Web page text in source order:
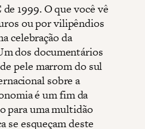
1999. O que você vê
ou por vilipêndios
celebração da
dos documentários
pele marrom do sul
sobre a
é um fim da
para uma multidão
se esqueçam deste